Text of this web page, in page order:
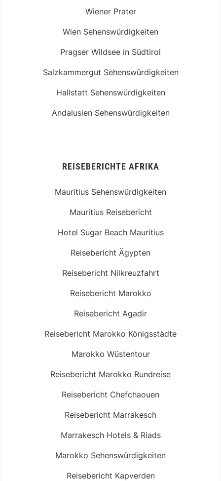
Wiener Prater
Wien Sehenswürdigkeiten
Pragser Wildsee in Südtirol
Salzkammergut Sehenswürdigkeiten
Hallstatt Sehenswürdigkeiten
Andalusien Sehenswürdigkeiten
REISEBERICHTE AFRIKA
Mauritius Sehenswürdigkeiten
Mauritius Reisebericht
Hotel Sugar Beach Mauritius
Reisebericht Ägypten
Reisebericht Nilkreuzfahrt
Reisebericht Marokko
Reisebericht Agadir
Reisebericht Marokko Königsstädte
Marokko Wüstentour
Reisebericht Marokko Rundreise
Reisebericht Chefchaouen
Reisebericht Marrakesch
Marrakesch Hotels & Riads
Marokko Sehenswürdigkeiten
Reisebericht Kapverden